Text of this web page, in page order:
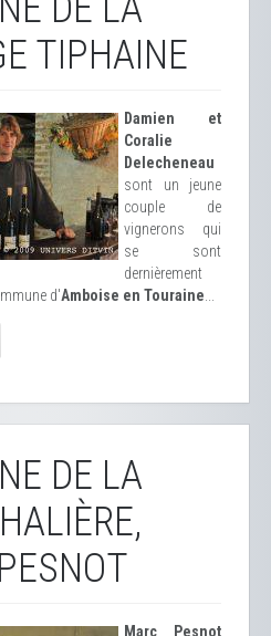
TIPHAINE
Damien et
Coralie
Delecheneau
sont un jeune
couple de
vignerons qui
se sont
dernièrement
d'Amboise en Touraine
DE LA
Marc Pesnot